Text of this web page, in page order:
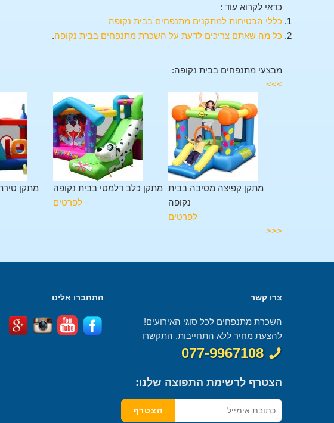
כדאי לקרוא עוד :
כללי הבטיחות למתקנים מתנפחים בבית נקופה
כל מה שאתם צריכים לדעת על השכרת מתנפחים בבית נקופה.
מבצעי מתנפחים בבית נקופה:
>>>
מתקן כלב דלמטי בבית נקופה
לפרטים
מתקן קפיצה מסיבה בבית
נקופה
לפרטים
<<<
צרו קשר
השכרת מתנפחים לכל סוגי האירועים!
להצעת מחיר ללא התחייבות, התקשרו
077-9967108
הצטרף לרשימת התפוצה שלנו:
התחברו אלינו